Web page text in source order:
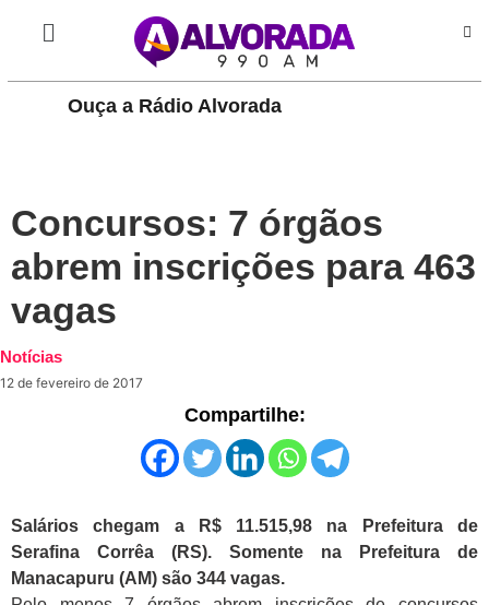
Ouça a Rádio Alvorada
Concursos: 7 órgãos
abrem inscrições para 463
vagas
Notícias
12 de fevereiro de 2017
Compartilhe:
Salários chegam a R$ 11.515,98 na Prefeitura de
Serafina Corrêa (RS). Somente na Prefeitura de
Manacapuru (AM) são 344 vagas.